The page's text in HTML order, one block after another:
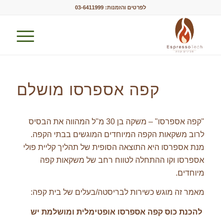
לפרטים והזמנות: 03-6411999
קפה אספרסו מושלם
"קפה אספרסו" – משקה בן 30 מ"ל המהווה את הבסיס
לרוב משקאות הקפה המיוחדים המוגשים בבתי הקפה.
מנת אספרסו היא התוצאה הסופית של תהליך קליית פולי
אספרסו וקו ההתחלה לטווח רחב של משקאות קפה
מיוחדים.
מאמר זה מוגש כשירות לבריסטה/בעלים של בית קפה:
להכנת כוס קפה אספרסו אופטימלית ומושלמת יש